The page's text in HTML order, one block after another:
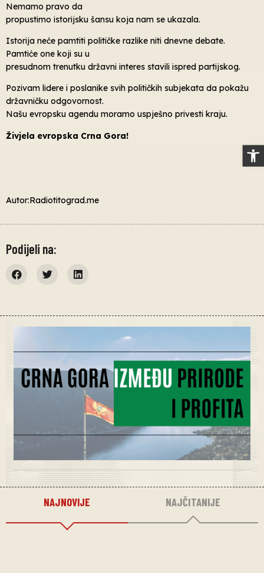
Nemamo pravo da
propustimo istorijsku šansu koja nam se ukazala.
Istorija neće pamtiti političke razlike niti dnevne debate.
Pamtiće one koji su u
presudnom trenutku državni interes stavili ispred partijskog.
Pozivam lidere i poslanike svih političkih subjekata da pokažu
državničku odgovornost.
Našu evropsku agendu moramo uspješno privesti kraju.
Živjela evropska Crna Gora!
Autor:Radiotitograd.me
Podijeli na:
NAJNOVIJE NAJČITANIJE